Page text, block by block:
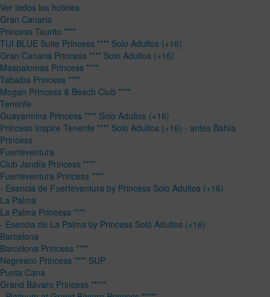
Ver todos los hoteles
Gran Canaria
Princess Taurito ****
TUI BLUE Suite Princess **** Solo Adultos (+16)
Gran Canaria Princess **** Solo Adultos (+16)
Maspalomas Princess ****
Tabaiba Princess ****
Mogan Princess & Beach Club ****
Tenerife
Guayarmina Princess **** Solo Adultos (+16)
Princess Inspire Tenerife **** Solo Adultos (+16) - antes Bahía
Princess
Fuerteventura
Club Jandía Princess ****
Fuerteventura Princess ****
- Esencia de Fuerteventura by Princess Solo Adultos (+16)
La Palma
La Palma Princess ****
- Esencia de La Palma by Princess Solo Adultos (+16)
Barcelona
Barcelona Princess ****
Negresco Princess **** SUP
Punta Cana
Grand Bávaro Princess *****